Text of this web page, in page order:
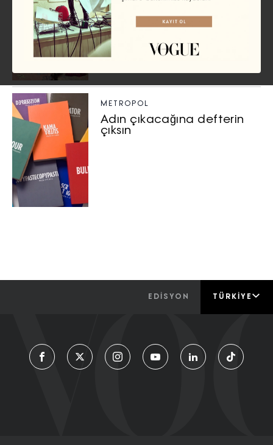
DUYGU ÖZDEMIR
METROPOL
Adın çıkacağına defterin
çıksın
EDİSYON TÜRKIYE